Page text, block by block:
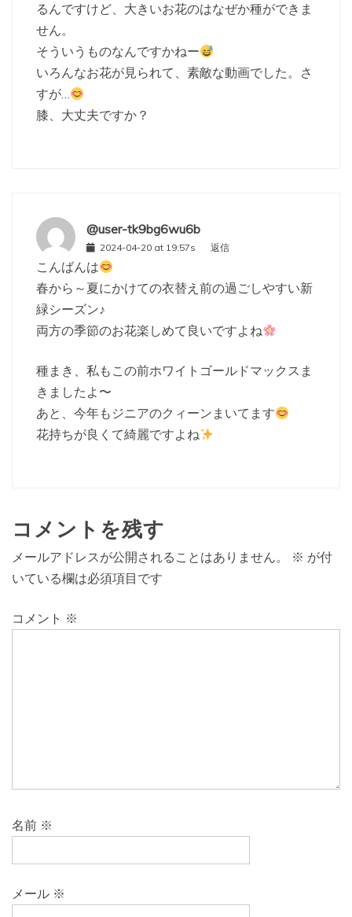
るんですけど、大きいお花のはなぜか種ができま
せん。
そういうものなんですかねー
いろんなお花が見られて、素敵な動画でした。さ
すが…
膝、大丈夫ですか？
@user-tk9bg6wu6b
2024-04-20 at 19:57s 返信
こんばんは
春から～夏にかけての衣替え前の過ごしやすい新
緑シーズン♪
両方の季節のお花楽しめて良いですよね
種まき、私もこの前ホワイトゴールドマックスま
きましたよ〜
あと、今年もジニアのクィーンまいてます
花持ちが良くて綺麗ですよね
コメントを残す
メールアドレスが公開されることはありません。 ※ が付
いている欄は必須項目です
コメント ※
名前 ※
メール ※